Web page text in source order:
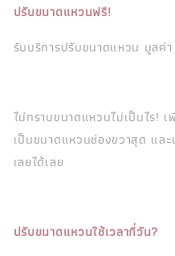
ปรับขนาดแหวนฟรี!
รับบริการปรับขนาดแหวน มูล
ไม่ทราบขนาดแหวนไม่เป็นไร!
เป็นขนาดแหวนช่องขวาสุด แล
เลยได้เลย
ปรับขนาดแหวนใช้เวลากี่วัน?